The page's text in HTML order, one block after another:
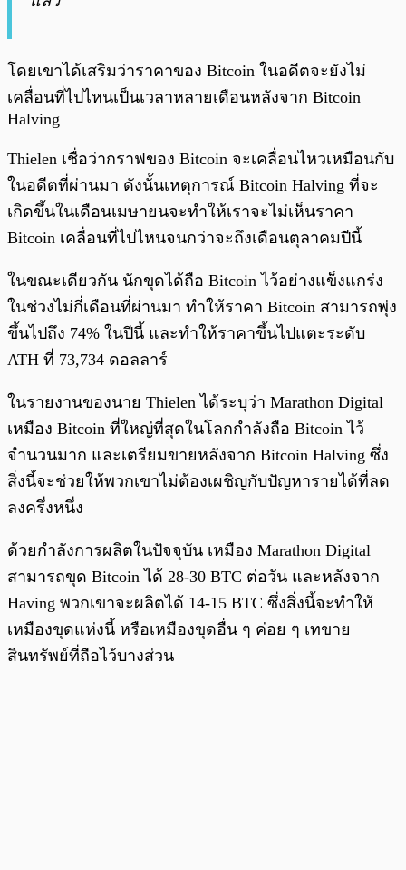
โดยเขาได้เสริมว่าราคาของ Bitcoin ในอดีตจะยังไม่
เคลื่อนที่ไปไหนเป็นเวลาหลายเดือนหลังจาก Bitcoin
Halving
Thielen เชื่อว่ากราฟของ Bitcoin จะเคลื่อนไหวเหมือนกับ
ในอดีตที่ผ่านมา ดังนั้นเหตุการณ์ Bitcoin Halving ที่จะ
เกิดขึ้นในเดือนเมษายนจะทำให้เราจะไม่เห็นราคา
Bitcoin เคลื่อนที่ไปไหนจนกว่าจะถึงเดือนตุลาคมปีนี้
ในขณะเดียวกัน นักขุดได้ถือ Bitcoin ไว้อย่างแข็งแกร่ง
ในช่วงไม่กี่เดือนที่ผ่านมา ทำให้ราคา Bitcoin สามารถพุ่ง
ขึ้นไปถึง 74% ในปีนี้ และทำให้ราคาขึ้นไปแตะระดับ
ATH ที่ 73,734 ดอลลาร์
ในรายงานของนาย Thielen ได้ระบุว่า Marathon Digital
เหมือง Bitcoin ที่ใหญ่ที่สุดในโลกกำลังถือ Bitcoin ไว้
จำนวนมาก และเตรียมขายหลังจาก Bitcoin Halving ซึ่ง
สิ่งนี้จะช่วยให้พวกเขาไม่ต้องเผชิญกับปัญหารายได้ที่ลด
ลงครึ่งหนึ่ง
ด้วยกำลังการผลิตในปัจจุบัน เหมือง Marathon Digital
สามารถขุด Bitcoin ได้ 28-30 BTC ต่อวัน และหลังจาก
Having พวกเขาจะผลิตได้ 14-15 BTC ซึ่งสิ่งนี้จะทำให้
เหมืองขุดแห่งนี้ หรือเหมืองขุดอื่น ๆ ค่อย ๆ เทขาย
สินทรัพย์ที่ถือไว้บางส่วน